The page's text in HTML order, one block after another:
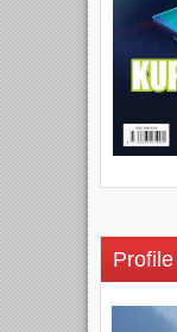
Profile